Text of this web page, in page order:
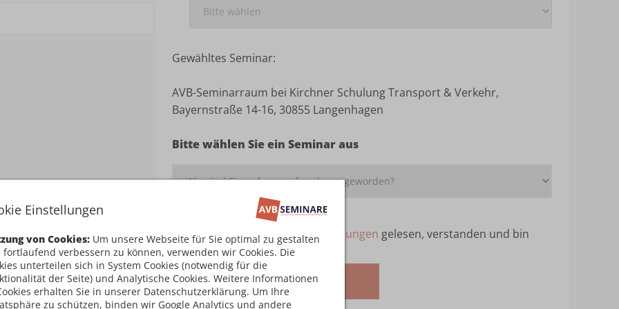
Einstellungen
von Cookies: Um unsere Webseite für Sie optimal zu gestalten
fortlaufend verbessern zu können, verwenden wir Cookies. Die
unterteilen sich in System Cookies (notwendig für die
der Seite) und Analytische Cookies. Weitere Informationen
erhalten Sie in unserer Datenschutzerklärung. Um Ihre
zu schützen, binden wir Google Analytics und andere
Gewähltes Seminar:
AVB-Seminarraum bei Kirchner Schulung Transport & Verkehr,
Bayernstraße 14-16, 30855 Langenhagen
Bitte wählen Sie ein Seminar aus
Ich habe dieTeilnahmebedingungen gelesen, verstanden und bin
damit einverstanden
Kostenpflichtig anmelden